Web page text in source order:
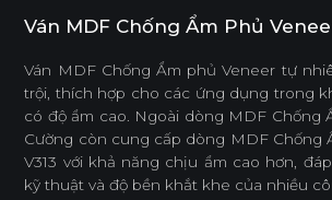
Ván MDF Chống Ẩm Phủ
Ván MDF Chống Ẩm phủ Veneer tự
trội, thích hợp cho các ứng dụng trong
có độ ẩm cao. Ngoài dòng MDF Chống
Cường còn cung cấp dòng MDF Chống
V313 với khả năng chịu ẩm cao hơn,
kỹ thuật và độ bền khắt khe của nhiều